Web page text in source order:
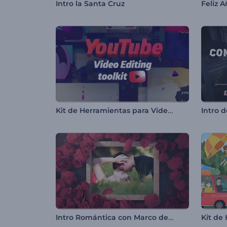
Intro la Santa Cruz Feliz
Kit de Herramientas para Videos de YouTube Intro
Intro Romántica con Marco de Fotos